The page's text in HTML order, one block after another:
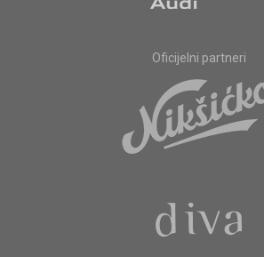
Oficijelni partneri